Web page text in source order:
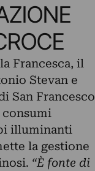
Francesca, il
Stevan e
San Francesco
consumi
illuminanti
la gestione
“È fonte di